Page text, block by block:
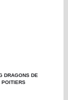
DRAGONS DE
POITIERS